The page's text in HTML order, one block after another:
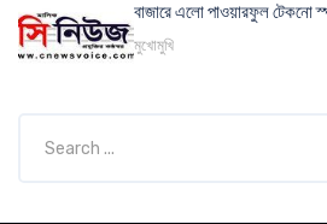
বাজারে এলো পাওয়ারফুল টেকনো
মুখোমুখি